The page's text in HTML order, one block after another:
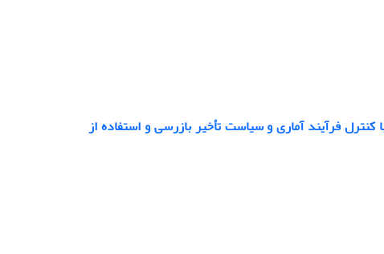
فرآیند آماری و سیاست تأخیر بازرسی و استفاده از